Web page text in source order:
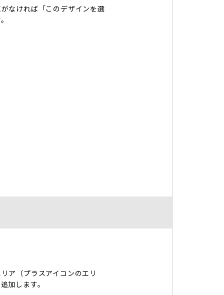
なければ「このデザインを選
ア（プラスアイコンのエリ
加します。